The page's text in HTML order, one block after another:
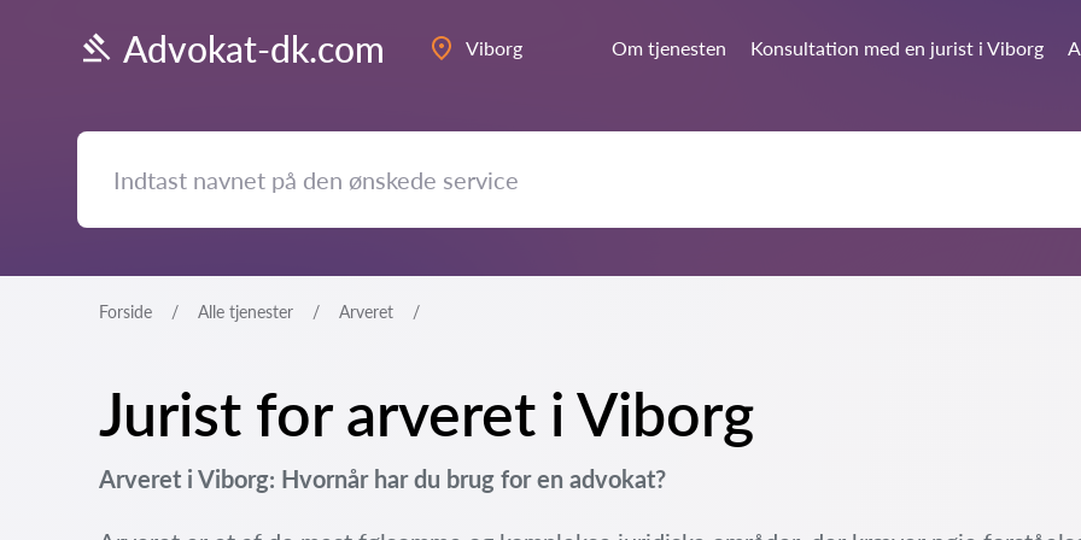
Advokat-dk.com Viborg Om tjenesten Konsultation med en jurist i Viborg
Forside Alle tjenester Arveret
Jurist for arveret i Viborg
Arveret i Viborg: Hvornår har du brug for en advokat?